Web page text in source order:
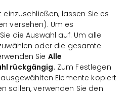
lassen Sie es
versehen). Um es
die Auswahl auf. Um alle
oder die gesamte
Sie Alle
rückgängig. Zum Festlegen
Elemente kopiert
sollen, verwenden Sie den